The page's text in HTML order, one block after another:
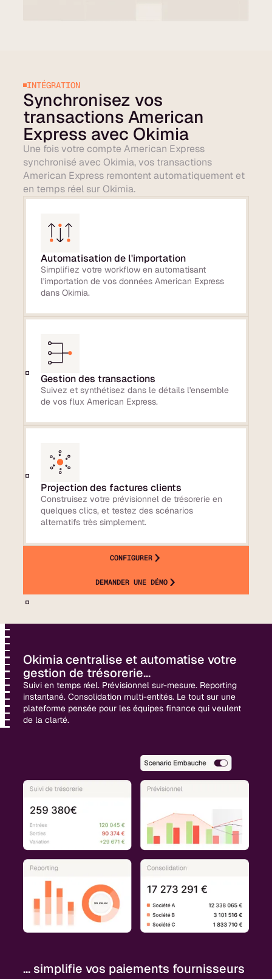
INTÉGRATION
Synchronisez vos
transactions American
Express avec Okimia
Une fois votre compte American Express
synchronisé avec Okimia, vos transactions
American Express remontent automatiquement et
en temps réel sur Okimia.
Automatisation de l'importation
Simplifiez votre workflow en automatisant
l'importation de vos données American Express
dans Okimia.
Gestion des transactions
Suivez et synthétisez dans le détails l'ensemble
de vos flux American Express.
Projection des factures clients
Construisez votre prévisionnel de trésorerie en
quelques clics, et testez des scénarios
alternatifs très simplement.
CONFIGURER
DEMANDER UNE DÉMO
Okimia centralise et automatise votre
gestion de trésorerie...
Suivi en temps réel. Prévisionnel sur-mesure. Reporting
instantané. Consolidation multi-entités. Le tout sur une
plateforme pensée pour les équipes finance qui veulent
de la clarté.
... simplifie vos paiements fournisseurs